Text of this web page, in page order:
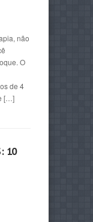
não
O
de 4
[…]
10